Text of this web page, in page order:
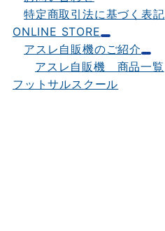
特定商取引法に基づく表記
ONLINE STORE
アスレ自販機のご紹介
アスレ自販機 商品一覧
フットサルスクール